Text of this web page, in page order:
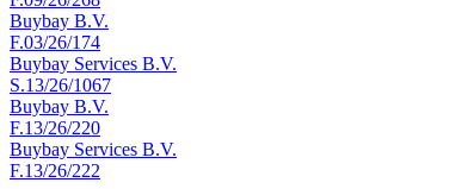
Buybay B.V.
F.03/26/174
Buybay Services B.V.
S.13/26/1067
Buybay B.V.
F.13/26/220
Buybay Services B.V.
F.13/26/222